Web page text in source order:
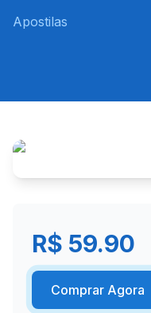
Apostilas
R$ 59.90
Comprar Agora